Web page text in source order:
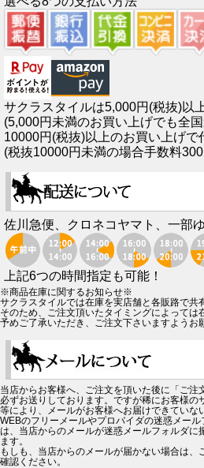
サクラスタイルは5,000円(税抜)以
(5,000円未満のお買い上げでも全
10000円(税抜)以上のお買い上げで
(税抜10000円未満の場合手数料
佐川急便、クロネコヤマト、一部
上記6つの時間指定も可能！
※商品在庫に関するお知らせ※
サクラスタイルでは在庫を実店舗と各販路で共
そのため、ご注文頂いたタイミングによっては
予めご了承いただき、ご注文下さいますようお
当店からお客様へ、ご注文を頂いた後に「ご注
必ずお送りしております。ですが稀にお客様の
等により、メールがお客様へお届けできていな
WEBのフリーメールやプロバイダの迷惑メー
は、当店からのメールが迷惑メールフォルダに
ます。
もしも、当店からのメールが届かない場合は
確認ください。